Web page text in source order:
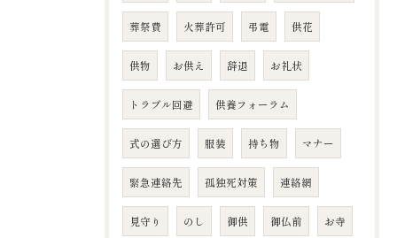
葬祭費 火葬許可 弔電 供花
供物 お供え 辞退 お礼状
トラブル回避 供養フォーラム
式の選び方 服装 持ち物 マナー
緊急連絡先 孤独死対策 連絡網
見守り のし 御供 御仏前 お寺